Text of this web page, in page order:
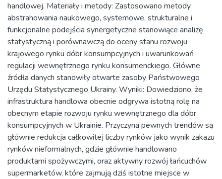
handlowej. Materiały i metody: Zastosowano metody
abstrahowania naukowego, systemowe, strukturalne i
funkcjonalne podejścia synergetyczne stanowiące analizę
statystyczną i porównawczą do oceny stanu rozwoju
krajowego rynku dóbr konsumpcyjnych i uwarunkowań
regulacji wewnętrznego rynku konsumenckiego. Główne
źródła danych stanowiły otwarte zasoby Państwowego
Urzędu Statystycznego Ukrainy. Wyniki: Dowiedziono, że
infrastruktura handlowa obecnie odgrywa istotną rolę na
obecnym etapie rozwoju rynku wewnętrznego dla dóbr
konsumpcyjnych w Ukrainie. Przyczyną pewnych trendów są
głównie redukcja całkowitej liczby rynków jako wynik zakazu
rynków nieformalnych, gdzie głównie handlowano
produktami spożywczymi, oraz aktywny rozwój łańcuchów
supermarketów, które zajmują dziś istotne miejsce w